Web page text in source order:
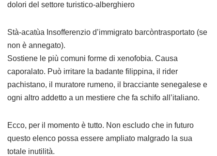
dolori del settore turistico-alberghiero
Stà-acatùa Insofferenzio d’immigrato barcòntrasportato (se
non è annegato).
Sostiene le più comuni forme di xenofobia. Causa
caporalato. Può irritare la badante filippina, il rider
pachistano, il muratore rumeno, il bracciante senegalese e
ogni altro addetto a un mestiere che fa schifo all’italiano.
Ecco, per il momento è tutto. Non escludo che in futuro
questo elenco possa essere ampliato malgrado la sua
totale inutilità.